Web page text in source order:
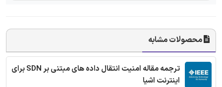
محصولات مشابه
ترجمه مقاله امنیت انتقال داده های مبتنی بر SDN برای
اینترنت اشیا